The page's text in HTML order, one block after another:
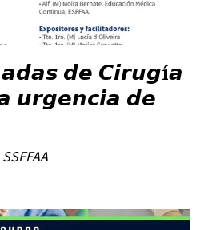
𝙙𝙚 𝘾𝙞𝙧𝙪𝙜í𝙖
𝙪𝙧𝙜𝙚𝙣𝙘𝙞𝙖 𝙙𝙚
SSFFAA